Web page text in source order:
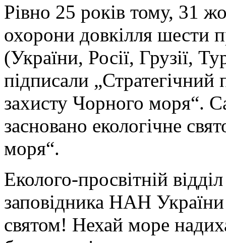
Рівно 25 років тому, 31
охорони довкілля шести
(України, Росії, Грузії,
підписали „Стратегічний
захисту Чорного моря“.
засновано екологічне
моря“.
Еколого-просвітній
заповідника НАН України
святом! Нехай море